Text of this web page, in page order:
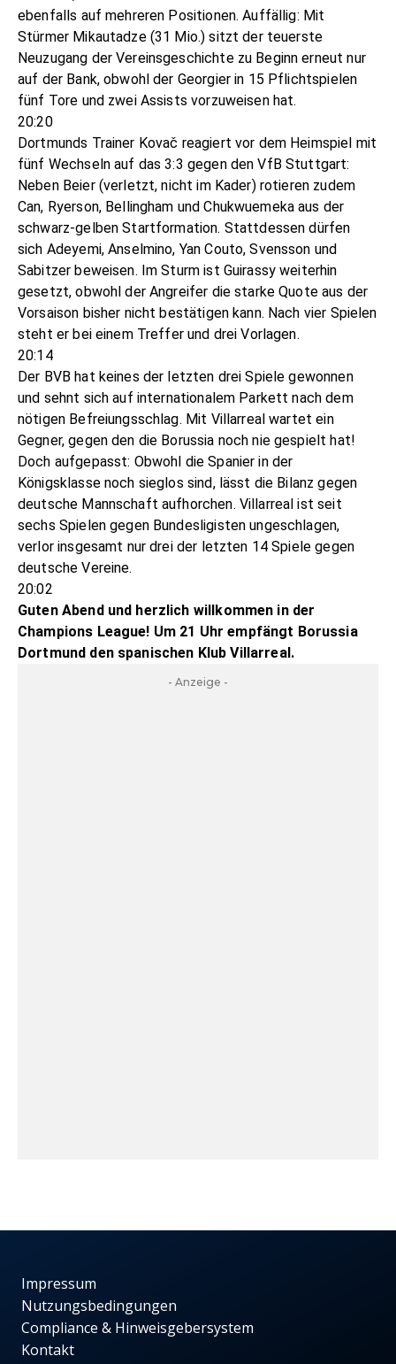
ebenfalls auf mehreren Positionen. Auffällig: Mit
Stürmer Mikautadze (31 Mio.) sitzt der teuerste
Neuzugang der Vereinsgeschichte zu Beginn erneut nur
auf der Bank, obwohl der Georgier in 15 Pflichtspielen
fünf Tore und zwei Assists vorzuweisen hat.
20:20
Dortmunds Trainer Kovač reagiert vor dem Heimspiel mit
fünf Wechseln auf das 3:3 gegen den VfB Stuttgart:
Neben Beier (verletzt, nicht im Kader) rotieren zudem
Can, Ryerson, Bellingham und Chukwuemeka aus der
schwarz-gelben Startformation. Stattdessen dürfen
sich Adeyemi, Anselmino, Yan Couto, Svensson und
Sabitzer beweisen. Im Sturm ist Guirassy weiterhin
gesetzt, obwohl der Angreifer die starke Quote aus der
Vorsaison bisher nicht bestätigen kann. Nach vier Spielen
steht er bei einem Treffer und drei Vorlagen.
20:14
Der BVB hat keines der letzten drei Spiele gewonnen
und sehnt sich auf internationalem Parkett nach dem
nötigen Befreiungsschlag. Mit Villarreal wartet ein
Gegner, gegen den die Borussia noch nie gespielt hat!
Doch aufgepasst: Obwohl die Spanier in der
Königsklasse noch sieglos sind, lässt die Bilanz gegen
deutsche Mannschaft aufhorchen. Villarreal ist seit
sechs Spielen gegen Bundesligisten ungeschlagen,
verlor insgesamt nur drei der letzten 14 Spiele gegen
deutsche Vereine.
20:02
Guten Abend und herzlich willkommen in der
Champions League! Um 21 Uhr empfängt Borussia
Dortmund den spanischen Klub Villarreal.
- Anzeige -
Impressum
Nutzungsbedingungen
Compliance & Hinweisgebersystem
Kontakt